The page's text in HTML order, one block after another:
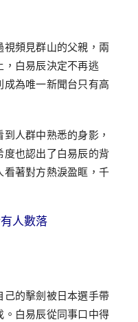
視頻見群山的父親，兩
，白易辰決定不再逃
為唯一新聞台只有高
人群中熟悉的身影，
度也認出了白易辰的背
看著對方熱淚盈眶，千
人數落
己的擊劍被日本選手帶
。白易辰從同事口中得